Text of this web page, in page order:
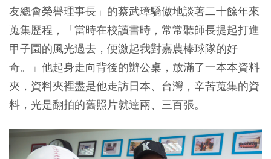
友總會榮譽理事長」的蔡武璋驕傲地談著二十餘年來
蒐集歷程，「當時在校讀書時，常常聽師長提起打進
甲子園的風光過去，便激起我對嘉農棒球隊的好
奇。」他起身走向背後的辦公桌，放滿了一本本資料
夾，資料夾裡盡是他走訪日本、台灣，辛苦蒐集的資
料，光是翻拍的舊照片就達兩、三百張。